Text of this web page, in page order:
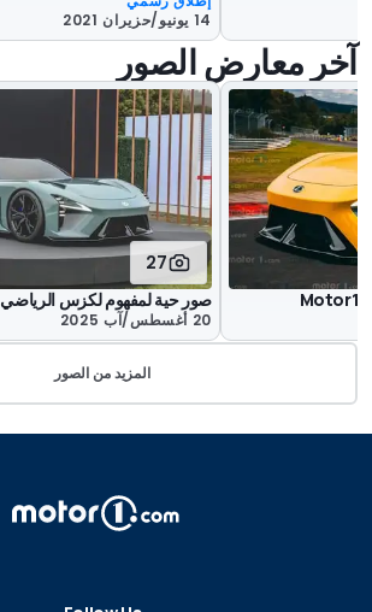
14 يونيو/حزيران 2021
آخر معارض الصور
27
صور حية لمفهوم لكزس الرياضي
20 أغسطس/آب 2025
المزيد من الصور